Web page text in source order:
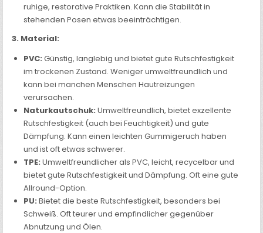
ruhige, restorative Praktiken. Kann die Stabilität in
stehenden Posen etwas beeinträchtigen.
3. Material:
PVC: Günstig, langlebig und bietet gute Rutschfestigkeit
im trockenen Zustand. Weniger umweltfreundlich und
kann bei manchen Menschen Hautreizungen
verursachen.
Naturkautschuk: Umweltfreundlich, bietet exzellente
Rutschfestigkeit (auch bei Feuchtigkeit) und gute
Dämpfung. Kann einen leichten Gummigeruch haben
und ist oft etwas schwerer.
TPE: Umweltfreundlicher als PVC, leicht, recycelbar und
bietet gute Rutschfestigkeit und Dämpfung. Oft eine gute
Allround-Option.
PU: Bietet die beste Rutschfestigkeit, besonders bei
Schweiß. Oft teurer und empfindlicher gegenüber
Abnutzung und Ölen.